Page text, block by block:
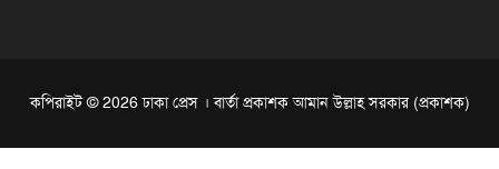
কপিরাইট © 2026 ঢাকা প্রেস । বার্তা প্রকাশক আমান উল্লাহ সরকার (প্রকাশক)